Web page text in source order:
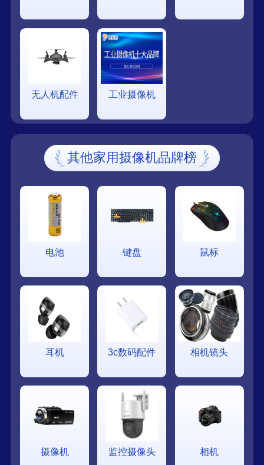
无人机配件 工业摄像机
其他家用摄像机品牌榜
电池 键盘 鼠标
耳机 3c数码配件 相机镜头
摄像机 监控摄像头 相机